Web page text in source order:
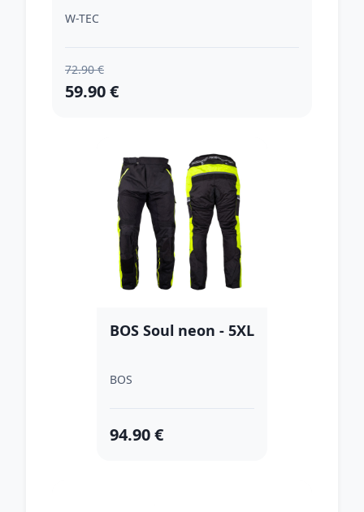
W-TEC
72.90 €
59.90 €
BOS Soul neon - 5XL
BOS
94.90 €